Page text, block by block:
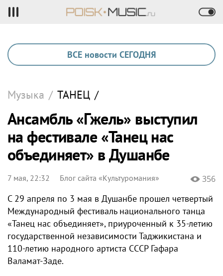
ВСЕ новости СЕГОДНЯ
Музыка / ТАНЕЦ /
Ансамбль «Гжель» выступил
на фестивале «Танец нас
объединяет» в Душанбе
7 мая, 22:32 Блог сайта «Культуромания» 356
С 29 апреля по 3 мая в Душанбе прошел четвертый
Международный фестиваль национального танца
«Танец нас объединяет», приуроченный к 35-летию
государственной независимости Таджикистана и
110-летию народного артиста СССР Гафара
Валамат-Заде.